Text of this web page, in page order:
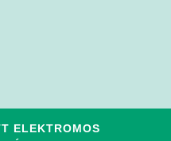
ELEKTROMOS